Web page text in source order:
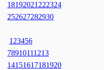
18192021 222324
252627282930
1 23456
78910111213
14151617181920